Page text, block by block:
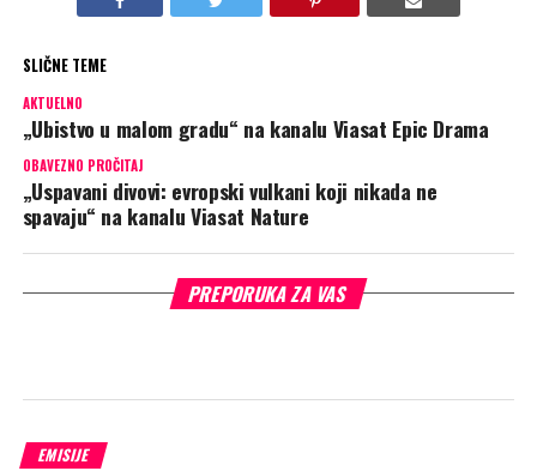
SLIČNE TEME
AKTUELNO
„Ubistvo u malom gradu“ na kanalu Viasat Epic Drama
OBAVEZNO PROČITAJ
„Uspavani divovi: evropski vulkani koji nikada ne
spavaju“ na kanalu Viasat Nature
PREPORUKA ZA VAS
EMISIJE